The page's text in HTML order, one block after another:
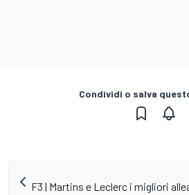
Condividi o salva
F3 | Martins e Leclerc i migliori